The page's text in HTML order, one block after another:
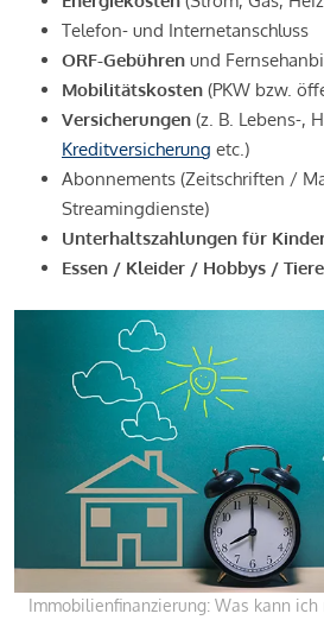
Telefon- und Internetanschluss
ORF-Gebühren und
Mobilitätskosten (PKW bzw.
Versicherungen (z. B. Lebens-,
Kreditversicherung etc.)
Abonnements (Zeitschriften /
Streamingdienste)
Unterhaltszahlungen für
Essen / Kleider / Hobbys / Tiere.
Immobilienfinanzierung: Was kann